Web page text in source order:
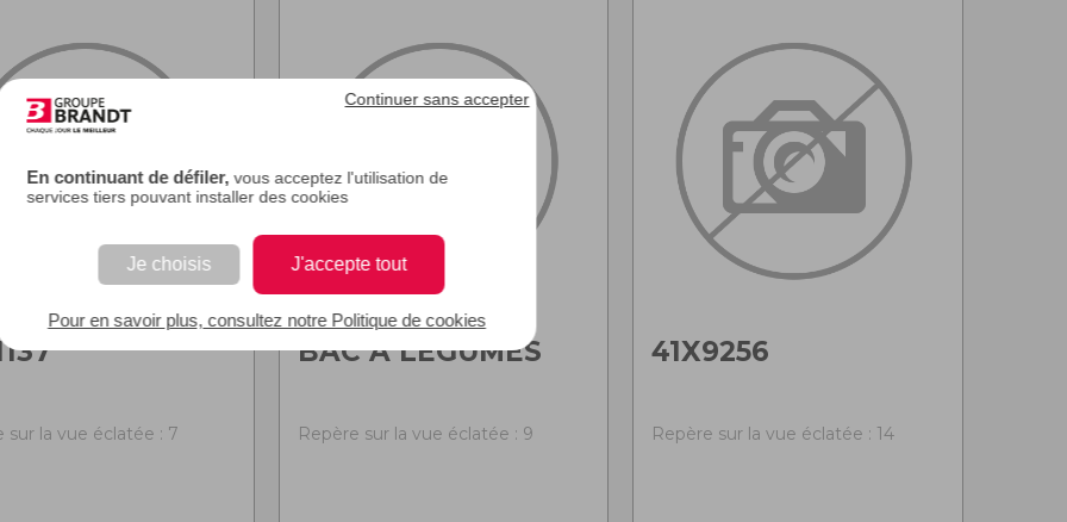
En continuant de défiler, vous acceptez l'utilisation de
services tiers pouvant installer des cookies
Je choisis J'accepte tout
Continuer sans accepter
Pour en savoir plus, consultez notre Politique de cookies
sur la vue éclatée : 7
BAC A LEGUMES
Repère sur la vue éclatée : 9
41X9256
Repère sur la vue éclatée : 14